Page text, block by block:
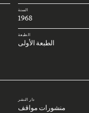
السنة
1968
الطبعة
الطبعة الأولى
دار النشر
منشورات مواقف